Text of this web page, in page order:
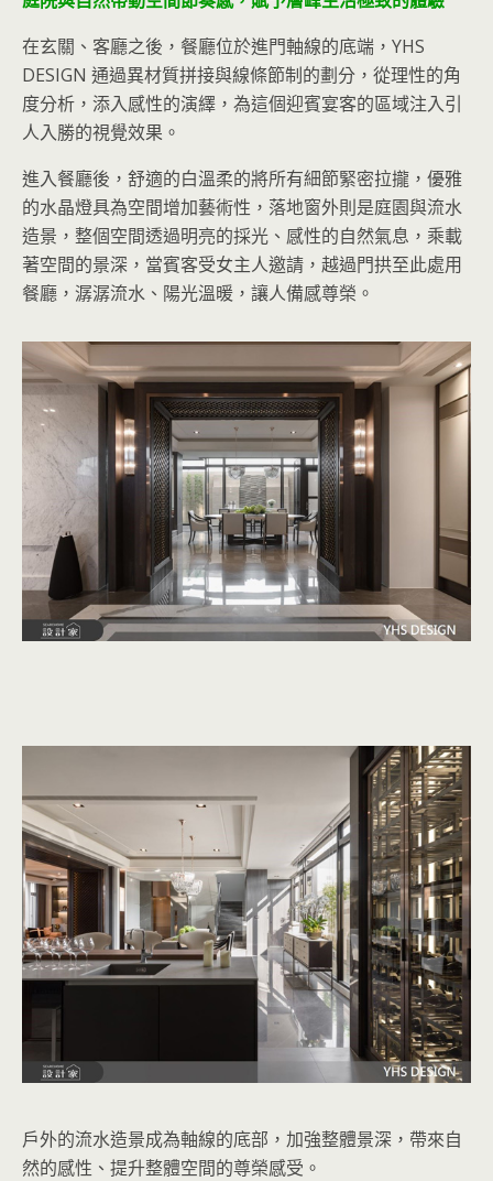
在玄關、客廳之後，餐廳位於進門軸線的底端，YHS
DESIGN 通過異材質拼接與線條節制的劃分，從理性的角
度分析，添入感性的演繹，為這個迎賓宴客的區域注入引
人入勝的視覺效果。
進入餐廳後，舒適的白溫柔的將所有細節緊密拉攏，優雅
的水晶燈具為空間增加藝術性，落地窗外則是庭園與流水
造景，整個空間透過明亮的採光、感性的自然氣息，乘載
著空間的景深，當賓客受女主人邀請，越過門拱至此處用
餐廳，潺潺流水、陽光溫暖，讓人備感尊榮。
戶外的流水造景成為軸線的底部，加強整體景深，帶來自
然的感性、提升整體空間的尊榮感受。